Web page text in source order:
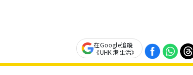
在Google追蹤
《UHK 港生活》